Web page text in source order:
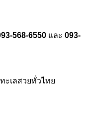
568-6550 และ 093-
ะเลสวยทั่วไทย